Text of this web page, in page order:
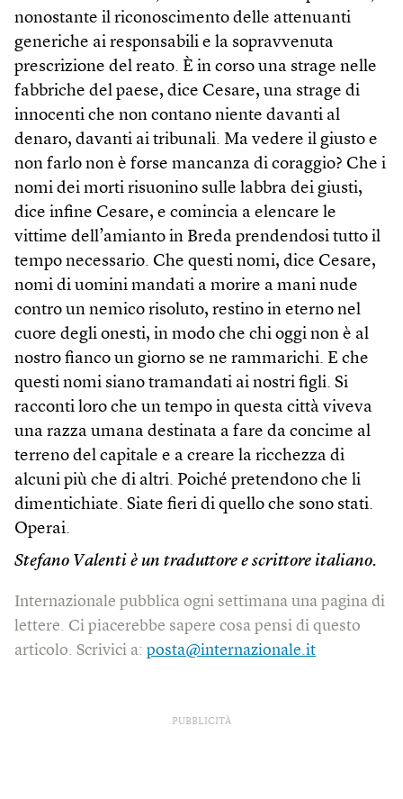
nonostante il riconoscimento delle attenuanti
generiche ai responsabili e la sopravvenuta
prescrizione del reato. È in corso una strage nelle
fabbriche del paese, dice Cesare, una strage di
innocenti che non contano niente davanti al
denaro, davanti ai tribunali. Ma vedere il giusto e
non farlo non è forse mancanza di coraggio? Che i
nomi dei morti risuonino sulle labbra dei giusti,
dice infine Cesare, e comincia a elencare le
vittime dell’amianto in Breda prendendosi tutto il
tempo necessario. Che questi nomi, dice Cesare,
nomi di uomini mandati a morire a mani nude
contro un nemico risoluto, restino in eterno nel
cuore degli onesti, in modo che chi oggi non è al
nostro fianco un giorno se ne rammarichi. E che
questi nomi siano tramandati ai nostri figli. Si
racconti loro che un tempo in questa città viveva
una razza umana destinata a fare da concime al
terreno del capitale e a creare la ricchezza di
alcuni più che di altri. Poiché pretendono che li
dimentichiate. Siate fieri di quello che sono stati.
Operai.
Stefano Valenti è un traduttore e scrittore italiano.
Internazionale pubblica ogni settimana una pagina di
lettere. Ci piacerebbe sapere cosa pensi di questo
articolo. Scrivici a: posta@internazionale.it
PUBBLICITÀ